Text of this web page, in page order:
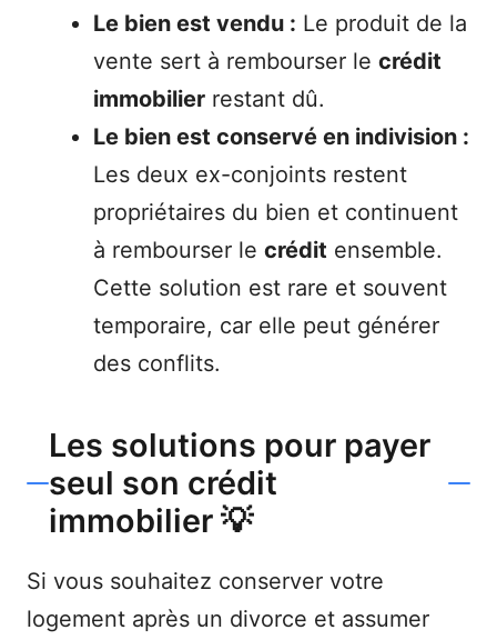
Le bien est vendu : Le produit de la
vente sert à rembourser le crédit
immobilier restant dû.
Le bien est conservé en indivision :
Les deux ex-conjoints restent
propriétaires du bien et continuent
à rembourser le crédit ensemble.
Cette solution est rare et souvent
temporaire, car elle peut générer
des conflits.
Les solutions pour payer
seul son crédit
immobilier 💡
Si vous souhaitez conserver votre
logement après un divorce et assumer